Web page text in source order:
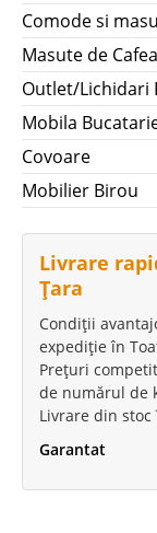
Comode si
Masute de Cafea
Outlet/Lichidari
Mobila
Covoare
Mobilier Birou
Livrare
Țara
Condiții
expediție în
Prețuri
de numărul de
Livrare din
Garantat